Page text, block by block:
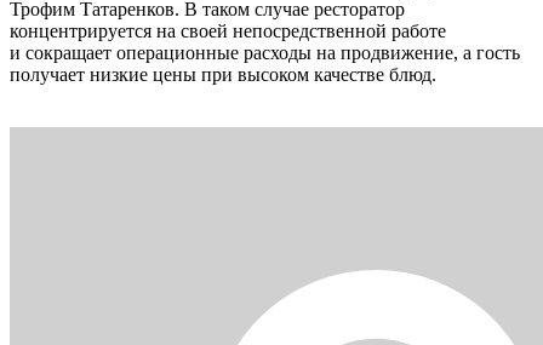
Трофим Татаренков. В таком случае ресторатор
концентрируется на своей непосредственной работе
и сокращает операционные расходы на продвижение, а гость
получает низкие цены при высоком качестве блюд.